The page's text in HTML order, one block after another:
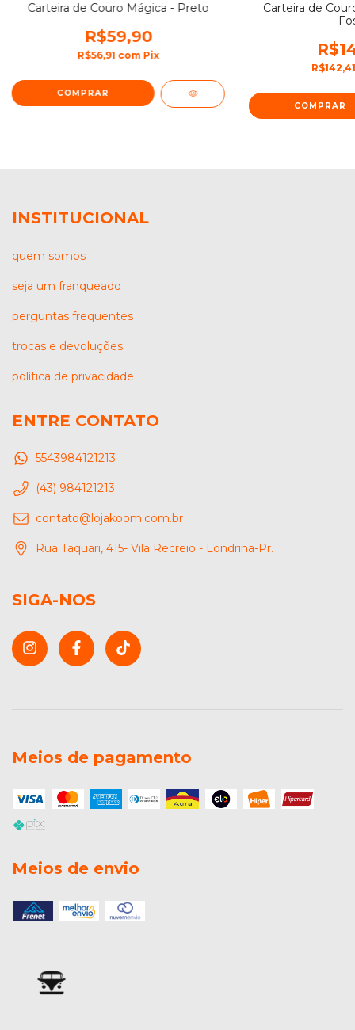
Carteira de Couro Mágica - Preto
R$59,90
R$56,91 com Pix
Carteira de
INSTITUCIONAL
quem somos
seja um franqueado
perguntas frequentes
trocas e devoluções
política de privacidade
ENTRE CONTATO
5543984121213
(43) 984121213
contato@lojakoom.com.br
Rua Taquari, 415- Vila Recreio - Londrina-Pr.
SIGA-NOS
Meios de pagamento
Meios de envio